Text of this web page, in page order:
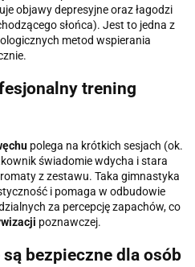
objawy depresyjne oraz łagodzi
słońca). Jest to jedna z
metod wspierania
trening
polega na krótkich sesjach (ok.
świadomie wdycha i stara
z zestawu. Taka gimnastyka
i pomaga w odbudowie
za percepcję zapachów, co
poznawczej.
bezpieczne dla osób